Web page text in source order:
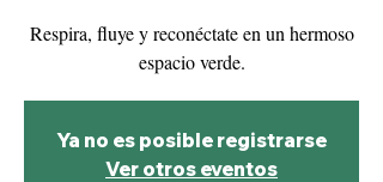
Respira, fluye y reconéctate en un hermoso
espacio verde.
Ya no es posible registrarse
Ver otros eventos